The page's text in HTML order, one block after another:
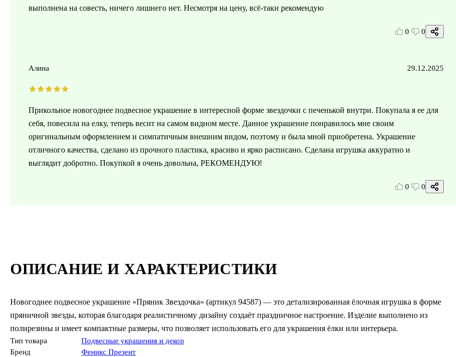
ОПИСАНИЕ И ХАРАКТЕРИСТИКИ
Новогоднее подвесное украшение «Пряник Звездочка» (артикул 94587) — это детализированная ёлочная игрушка в форме
пряничной звезды, которая благодаря реалистичному дизайну создаёт праздничное настроение. Изделие выполнено из
полирезины и имеет компактные размеры, что позволяет использовать его для украшения ёлки или интерьера.
Тип товара
Подвесные украшения и декор
Бренд
Феникс Презент
выполнена на совесть, ничего лишнего нет. Несмотря на цену, всё-таки рекомендую
0 0
Алина 29.12.2025
Прикольное новогоднее подвесное украшение в интересной форме звездочки с печенькой внутри. Покупала я ее для
себя, повесила на елку, теперь весит на самом видном месте. Данное украшение понравилось мне своим
оригинальным оформлением и симпатичным внешним видом, поэтому и была мной приобретена. Украшение
отличного качества, сделано из прочного пластика, красиво и ярко расписано. Сделана игрушка аккуратно и
выглядит добротно. Покупкой я очень довольна, РЕКОМЕНДУЮ!
0 0